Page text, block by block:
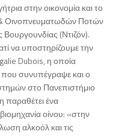
στην οικονομία και το
& Οινοπνευματωδών Ποτών
(Ντιζόν).
να υποστηρίζουμε την
Dubois, η οποία
που συνυπέγραψε και ο
στο Πανεπιστήμιο
παραθέτει ένα
οίνου: «στην
αλκοόλ και τις